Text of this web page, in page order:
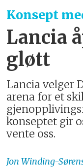
Konsept
Lancia
gløtt
Lancia velger
arena for et
konseptet gir
vente oss.
Jon Winding-